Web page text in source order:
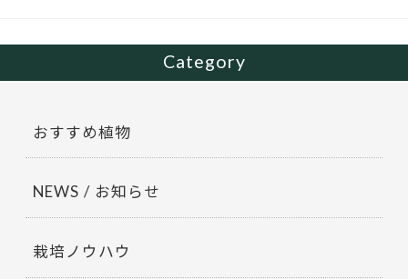
Category
おすすめ植物
NEWS / お知らせ
栽培ノウハウ